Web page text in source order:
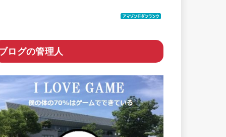
ログの管理人